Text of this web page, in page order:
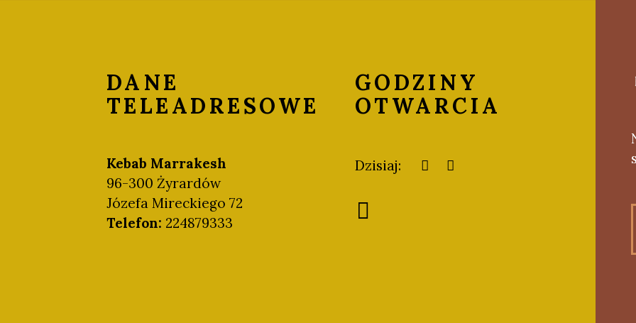
DANE
TELEADRESOWE
Kebab Marrakesh
96-300 Żyrardów
Józefa Mireckiego 72
Telefon: 224879333
GODZINY
OTWARCIA
Dzisiaj: